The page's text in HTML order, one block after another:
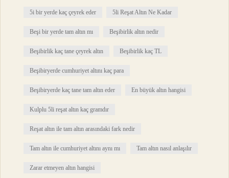
5i bir yerde kaç çeyrek eder 5li Reşat Altın Ne Kadar
Beşi bir yerde tam altın mı Beşibirlik altın nedir
Beşibirlik kaç tane çeyrek altın Beşibirlik kaç TL
Beşibiryerde cumhuriyet altını kaç para
Beşibiryerde kaç tane tam altın eder En büyük altın hangisi
Kulplu 5li reşat altın kaç gramdır
Reşat altın ile tam altın arasındaki fark nedir
Tam altın ile cumhuriyet altını aynı mı Tam altın nasıl anlaşılır
Zarar etmeyen altın hangisi